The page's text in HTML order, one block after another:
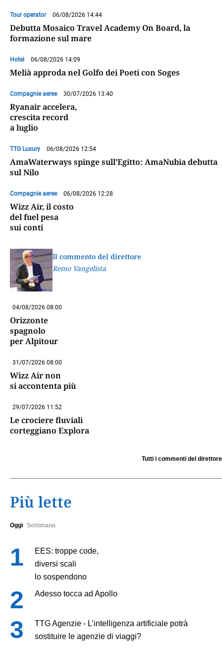
Tour operator 06/08/2026 14:44
Debutta Mosaico Travel Academy On Board, la
formazione sul mare
Hotel 06/08/2026 14:09
Melià approda nel Golfo dei Poeti con Soges
Compagnie aeree 30/07/2026 13:40
Ryanair accelera,
crescita record
a luglio
TTG Luxury 06/08/2026 12:54
AmaWaterways spinge sull’Egitto: AmaNubia debutta
sul Nilo
Compagnie aeree 06/08/2026 12:28
Wizz Air, il costo
del fuel pesa
sui conti
Il commento del direttore
Remo Vangelista
04/08/2026 08:00
Orizzonte
spagnolo
per Alpitour
31/07/2026 08:00
Wizz Air non
si accontenta più
29/07/2026 11:52
Le crociere fluviali
corteggiano Explora
Tutti i commenti del direttore
Più lette
Oggi Settimana
EES: troppe code,
diversi scali
lo sospendono
Adesso tocca ad Apollo
TTG Agenzie - L’intelligenza artificiale potrà
sostituire le agenzie di viaggi?